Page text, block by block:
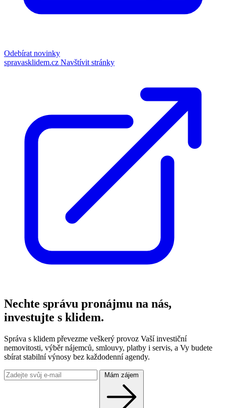
Odebírat novinky
spravasklidem.cz Navštívit stránky
Nechte správu pronájmu na nás,
investujte s klidem.
Správa s klidem převezme veškerý provoz Vaší investiční
nemovitosti, výběr nájemců, smlouvy, platby i servis, a Vy budete
sbírat stabilní výnosy bez každodenní agendy.
Mám zájem